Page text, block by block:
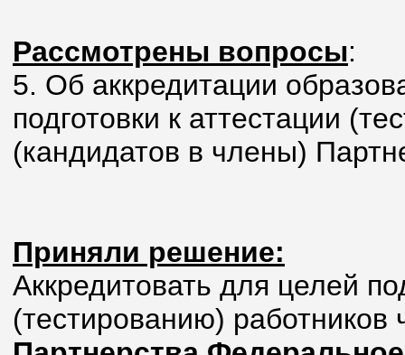
Рассмотрены вопросы:
5. Об аккредитации
подготовки к аттестации
(кандидатов в члены)
Приняли решение:
Аккредитовать для целей
(тестированию)